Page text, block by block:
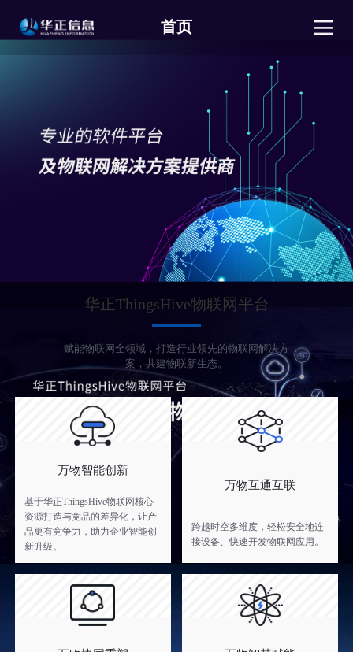
首页
华正ThingsHive物联网平台
赋能物联网全领域，打造行业领先的物联网解决方
案，共建物联新生态。
万物智能创新
基于华正ThingsHive物联网核心
资源打造与竞品的差异化，让产
品更有竞争力，助力企业智能创
新升级。
万物互通互联
跨越时空多维度，轻松安全地连
接设备、快速开发物联网应用。